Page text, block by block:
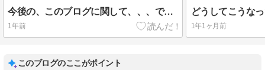
今後の、このブログに関して、、、です。
1年前 1年1ヶ月前
このブログのここがポイント